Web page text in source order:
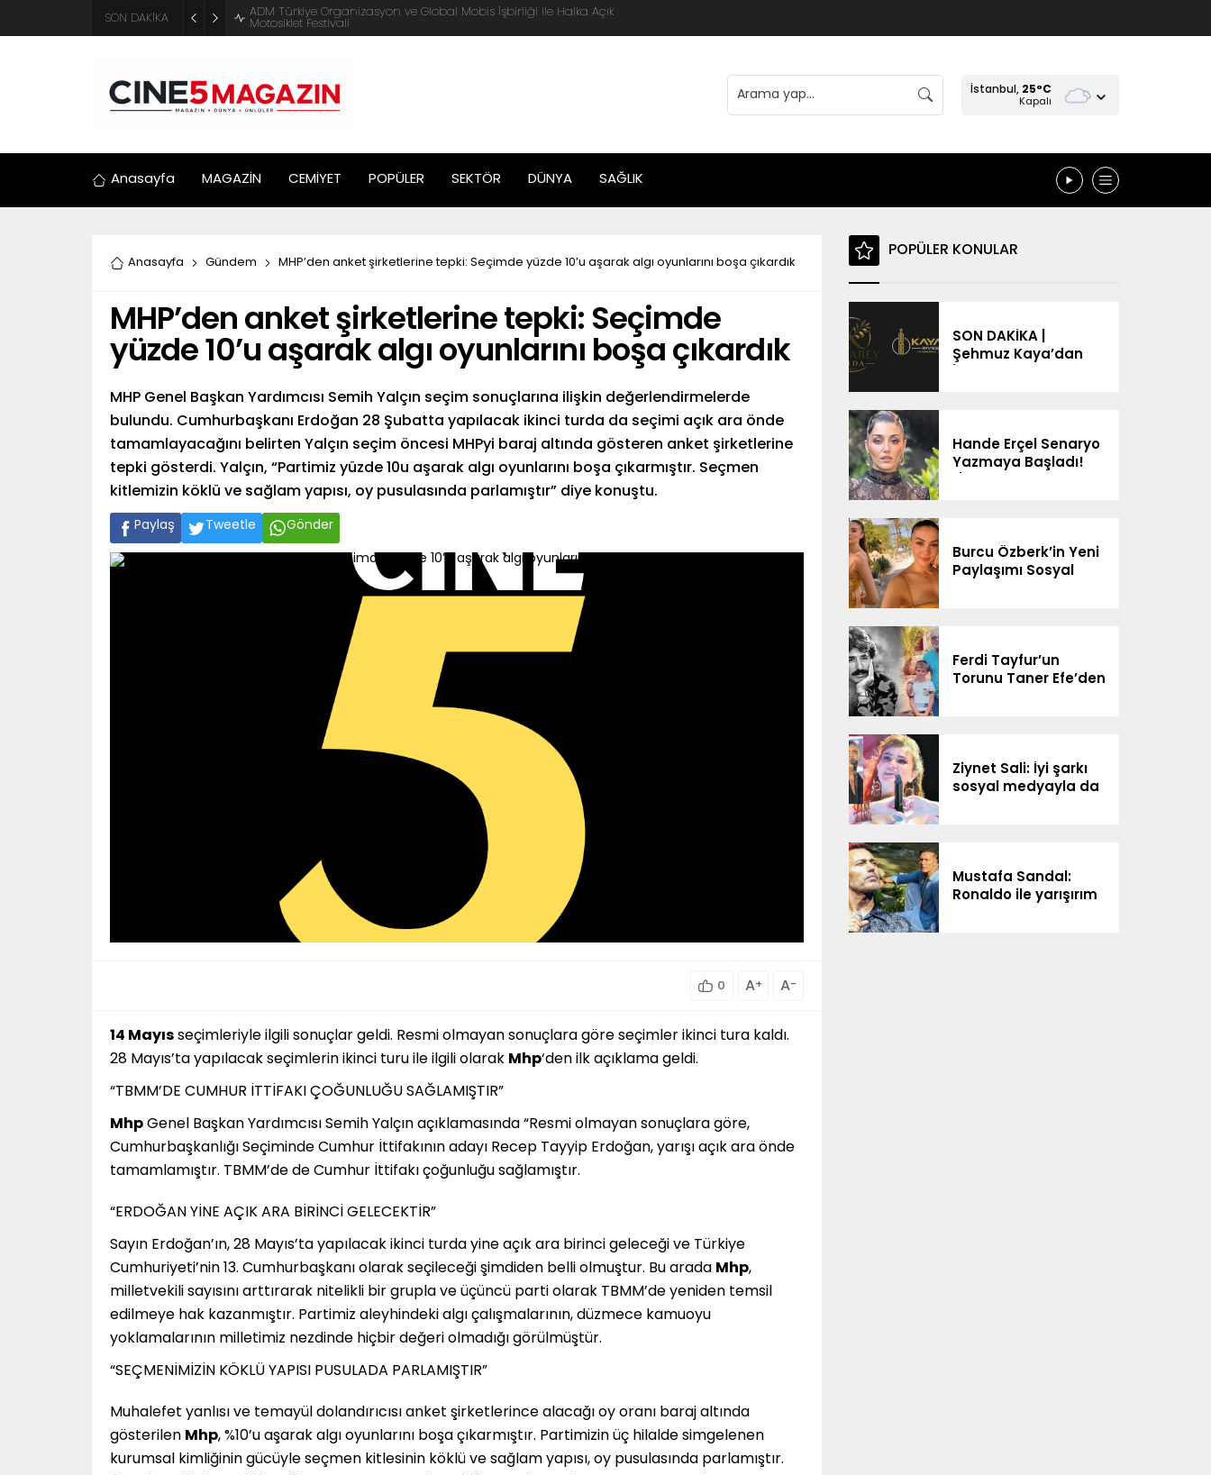
SON DAKİKA
ADM Türkiye Organizasyon ve Global Mobis İşbirliği ile Halka Açık
Motosiklet Festivali
İstanbul, 25°C
Kapalı
Anasayfa MAGAZİN CEMİYET POPÜLER SEKTÖR DÜNYA SAĞLIK
Anasayfa Gündem MHP’den anket şirketlerine tepki: Seçimde yüzde 10’u aşarak algı oyunlarını boşa çıkardık
MHP’den anket şirketlerine tepki: Seçimde
yüzde 10’u aşarak algı oyunlarını boşa çıkardık
MHP Genel Başkan Yardımcısı Semih Yalçın seçim sonuçlarına ilişkin değerlendirmelerde
bulundu. Cumhurbaşkanı Erdoğan 28 Şubatta yapılacak ikinci turda da seçimi açık ara önde
tamamlayacağını belirten Yalçın seçim öncesi MHPyi baraj altında gösteren anket şirketlerine
tepki gösterdi. Yalçın, “Partimiz yüzde 10u aşarak algı oyunlarını boşa çıkarmıştır. Seçmen
kitlemizin köklü ve sağlam yapısı, oy pusulasında parlamıştır” diye konuştu.
Paylaş Tweetle Gönder
0 A+ A-
14 Mayıs seçimleriyle ilgili sonuçlar geldi. Resmi olmayan sonuçlara göre seçimler ikinci tura kaldı.
28 Mayıs’ta yapılacak seçimlerin ikinci turu ile ilgili olarak Mhp‘den ilk açıklama geldi.
“TBMM’DE CUMHUR İTTİFAKI ÇOĞUNLUĞU SAĞLAMIŞTIR”
Mhp Genel Başkan Yardımcısı Semih Yalçın açıklamasında “Resmi olmayan sonuçlara göre,
Cumhurbaşkanlığı Seçiminde Cumhur İttifakının adayı Recep Tayyip Erdoğan, yarışı açık ara önde
tamamlamıştır. TBMM’de de Cumhur İttifakı çoğunluğu sağlamıştır.
“ERDOĞAN YİNE AÇIK ARA BİRİNCİ GELECEKTİR”
Sayın Erdoğan’ın, 28 Mayıs’ta yapılacak ikinci turda yine açık ara birinci geleceği ve Türkiye
Cumhuriyeti’nin 13. Cumhurbaşkanı olarak seçileceği şimdiden belli olmuştur. Bu arada Mhp,
milletvekili sayısını arttırarak nitelikli bir grupla ve üçüncü parti olarak TBMM’de yeniden temsil
edilmeye hak kazanmıştır. Partimiz aleyhindeki algı çalışmalarının, düzmece kamuoyu
yoklamalarının milletimiz nezdinde hiçbir değeri olmadığı görülmüştür.
“SEÇMENİMİZİN KÖKLÜ YAPISI PUSULADA PARLAMIŞTIR”
Muhalefet yanlısı ve temayül dolandırıcısı anket şirketlerince alacağı oy oranı baraj altında
gösterilen Mhp, %10’u aşarak algı oyunlarını boşa çıkarmıştır. Partimizin üç hilalde simgelenen
kurumsal kimliğinin gücüyle seçmen kitlesinin köklü ve sağlam yapısı, oy pusulasında parlamıştır.
POPÜLER KONULAR
SON DAKİKA |
Şehmuz Kaya’dan
Hande Erçel Senaryo
Yazmaya Başladı!
Burcu Özberk’in Yeni
Paylaşımı Sosyal
Ferdi Tayfur’un
Torunu Taner Efe’den
Ziynet Sali: İyi şarkı
sosyal medyayla da
Mustafa Sandal:
Ronaldo ile yarışırım